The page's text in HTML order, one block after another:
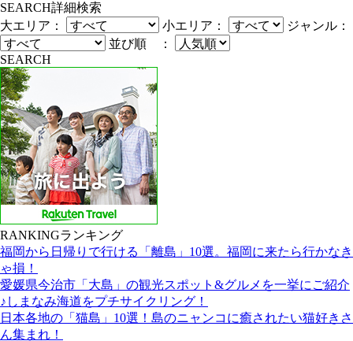
SEARCH詳細検索
大エリア：
小エリア：
ジャンル：
並び順 ：
SEARCH
RANKINGランキング
福岡から日帰りで行ける「離島」10選。福岡に来たら行かなき
ゃ損！
愛媛県今治市「大島」の観光スポット&グルメを一挙にご紹介
♪しまなみ海道をプチサイクリング！
日本各地の「猫島」10選！島のニャンコに癒されたい猫好きさ
ん集まれ！